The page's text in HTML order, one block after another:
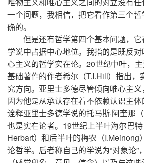
一个问题，我相信，把它看作第三个
确的。
但是还有哲学第四个基本问题，
学说中占据中心地位。我指的是既反
心主义的哲学实在论。20世纪中叶，
基础著作的作者希尔（T.I.Hill）指出，
究方向。亚里士多德尽管倾向唯心主义
因为他是从承认存在着不依赖认识主体
诠释亚里士多德学说的托马斯·阿奎那
也是实在论者。19世纪上半叶海尔巴
Herbart）和后半叶的梅农（I.Meinong
论哲学。后者称自己的学说为“对象论”